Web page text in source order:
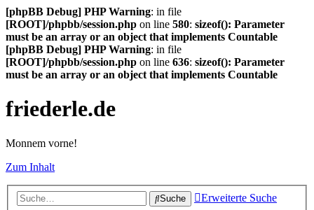
[phpBB Debug] PHP Warning: in file
[ROOT]/phpbb/session.php on line 580: sizeof(): Parameter
must be an array or an object that implements Countable
[phpBB Debug] PHP Warning: in file
[ROOT]/phpbb/session.php on line 636: sizeof(): Parameter
must be an array or an object that implements Countable
friederle.de
Monnem vorne!
Zum Inhalt
Suche Erweiterte Suche